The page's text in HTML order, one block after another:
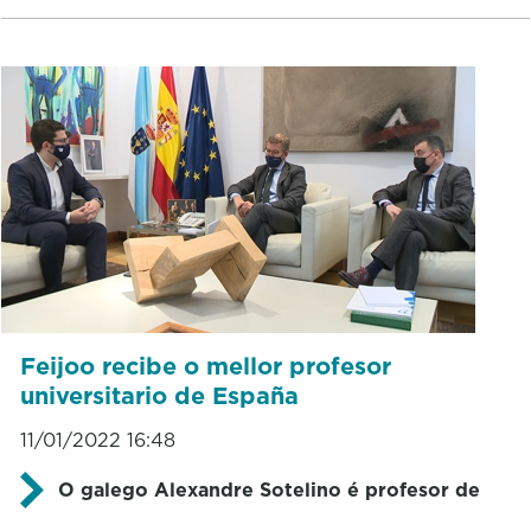
Feijoo recibe o mellor profesor
universitario de España
11/01/2022 16:48
O galego Alexandre Sotelino é profesor de